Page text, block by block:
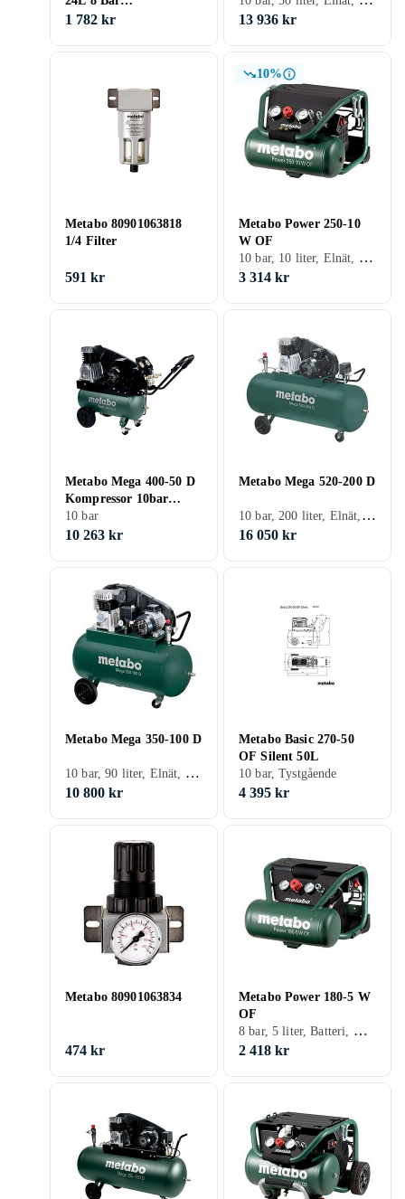
Luftkompressor
1 782 kr
13 936 kr
Metabo 80901063818
1/4 Filter
591 kr
10%
Metabo Power 250-10
W OF
10 bar, 10 liter, Elnät, Oljefri, Tank
3 314 kr
Metabo Mega 400-50 D
Kompressor 10bar
2,2kW
10 bar
10 263 kr
Metabo Mega 520-200 D
10 bar, 200 liter, Elnät, Tank
16 050 kr
Metabo Mega 350-100 D
10 bar, 90 liter, Elnät, Tank
10 800 kr
Metabo Basic 270-50
OF Silent 50L
10 bar, Tystgående
4 395 kr
Metabo 80901063834
474 kr
Metabo Power 180-5 W
OF
8 bar, 5 liter, Batteri, Oljefri, Tank
2 418 kr